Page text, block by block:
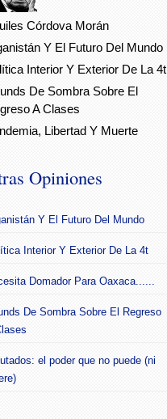
Córdova Morán
Y El Futuro Del Mundo
Interior Y Exterior De La 4t
De Sombra Sobre El
A Clases
Libertad Y Muerte
Opiniones
Y El Futuro Del Mundo
Interior Y Exterior De La 4t
Domador Para Oaxaca......
De Sombra Sobre El Regreso
el poder que no puede (ni